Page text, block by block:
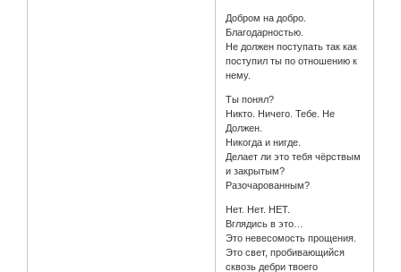
Добром на добро.
Благодарностью.
Не должен поступать так как
поступил ты по отношению к
нему.
Ты понял?
Никто. Ничего. Тебе. Не
Должен.
Никогда и нигде.
Делает ли это тебя чёрствым
и закрытым?
Разочарованным?
Нет. Нет. НЕТ.
Вглядись в это…
Это невесомость прощения.
Это свет, пробивающийся
сквозь дебри твоего